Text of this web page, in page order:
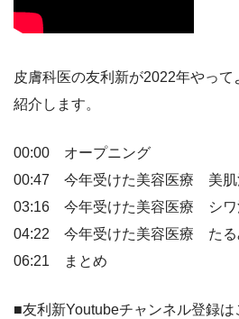
皮膚科医の友利新が2022年やっ
紹介します。
00:00 オープニング
00:47 今年受けた美容医療 美肌
03:16 今年受けた美容医療 シワ
04:22 今年受けた美容医療 たる
06:21 まとめ
■友利新Youtubeチャンネル登録は